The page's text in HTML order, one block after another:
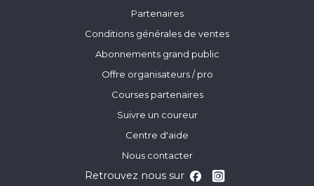
Partenaires
Conditions générales de ventes
Abonnements grand public
Offre organisateurs / pro
Courses partenaires
Suivre un coureur
Centre d'aide
Nous contacter
Retrouvez nous sur